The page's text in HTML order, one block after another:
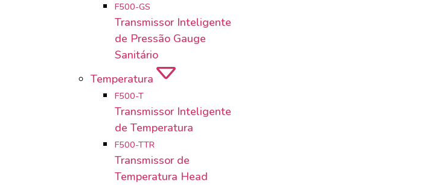
F500-GS
Transmissor Inteligente
de Pressão Gauge
Sanitário
Temperatura
F500-T
Transmissor Inteligente
de Temperatura
F500-TTR
Transmissor de
Temperatura Head